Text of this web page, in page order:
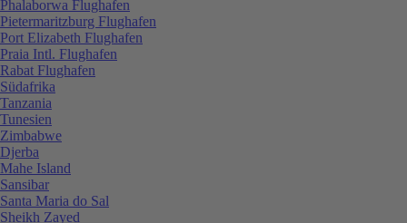
Phalaborwa Flughafen
Pietermaritzburg Flughafen
Port Elizabeth Flughafen
Praia Intl. Flughafen
Rabat Flughafen
Südafrika
Tanzania
Tunesien
Zimbabwe
Djerba
Mahe Island
Sansibar
Santa Maria do Sal
Sheikh Zayed